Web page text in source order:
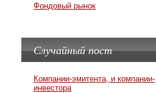
Фондовый рынок
Случайный пост
Компании-эмитента, и компании-
инвестора